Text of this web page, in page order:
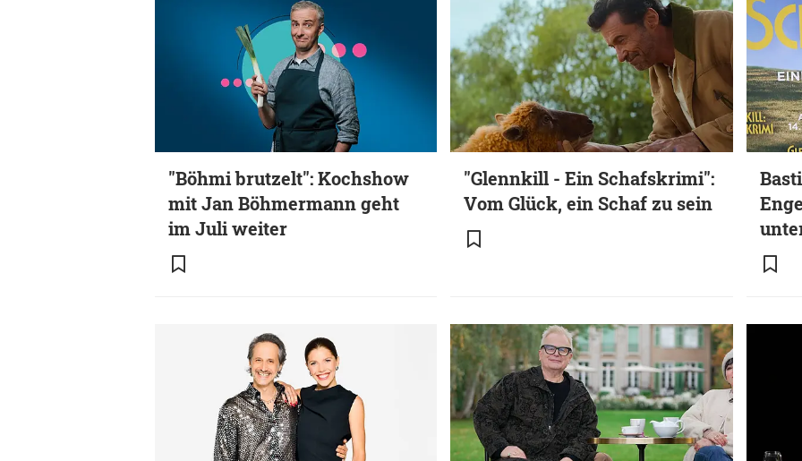
"Böhmi brutzelt": Kochshow
mit Jan Böhmermann geht
im Juli weiter
"Glennkill - Ein Schafskrimi":
Vom Glück, ein Schaf zu sein